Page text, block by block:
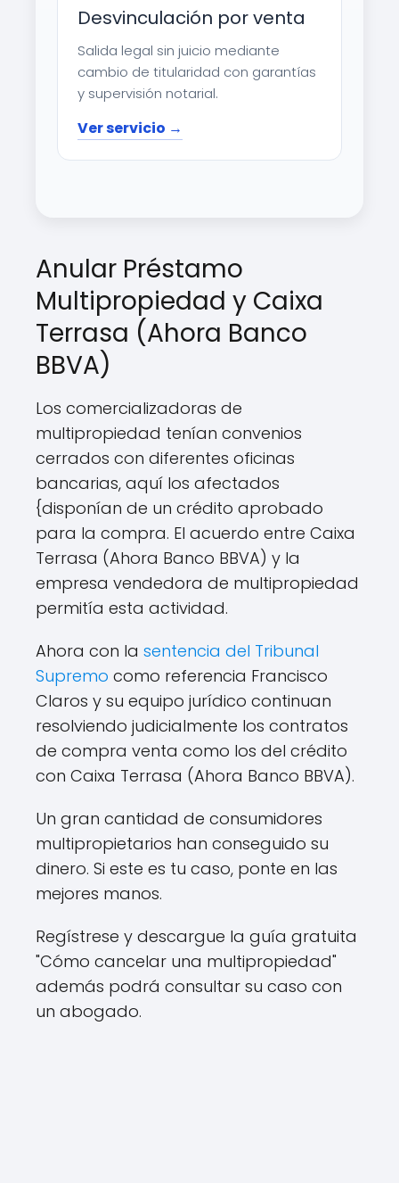
Desvinculación por venta
Salida legal sin juicio mediante
cambio de titularidad con garantías
y supervisión notarial.
Ver servicio →
Anular Préstamo
Multipropiedad y Caixa
Terrasa (Ahora Banco
BBVA)
Los comercializadoras de
multipropiedad tenían convenios
cerrados con diferentes oficinas
bancarias, aquí los afectados
{disponían de un crédito aprobado
para la compra. El acuerdo entre Caixa
Terrasa (Ahora Banco BBVA) y la
empresa vendedora de multipropiedad
permitía esta actividad.
Ahora con la sentencia del Tribunal
Supremo como referencia Francisco
Claros y su equipo jurídico continuan
resolviendo judicialmente los contratos
de compra venta como los del crédito
con Caixa Terrasa (Ahora Banco BBVA).
Un gran cantidad de consumidores
multipropietarios han conseguido su
dinero. Si este es tu caso, ponte en las
mejores manos.
Regístrese y descargue la guía gratuita
"Cómo cancelar una multipropiedad"
además podrá consultar su caso con
un abogado.